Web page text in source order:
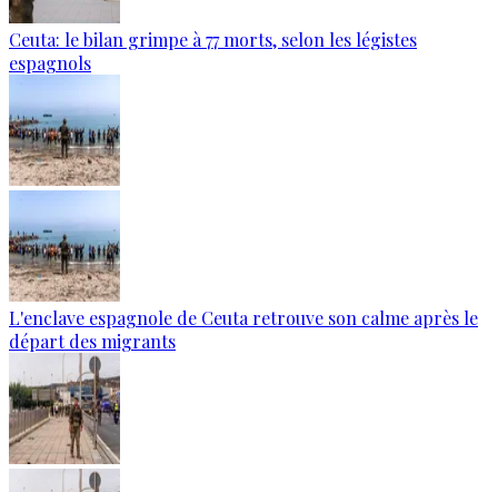
Ceuta: le bilan grimpe à 77 morts, selon les légistes
espagnols
L'enclave espagnole de Ceuta retrouve son calme après le
départ des migrants